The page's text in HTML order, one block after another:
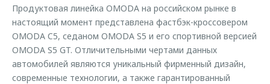
Калькулятор трейд-ин
Оригинальные аксессуары
Запчасти
Продуктовая линейка OMODA на российском рынке в
настоящий момент представлена фастбэк-кроссовером
OMODA C5, седаном OMODA S5 и его спортивной версией
OMODA S5 GT. Отличительными чертами данных
автомобилей являются уникальный фирменный дизайн,
современные технологии, а также гарантированный